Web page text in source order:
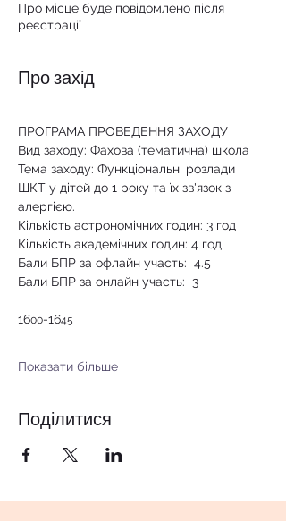
Про місце буде повідомлено після
реєстрації
Про захід
ПРОГРАМА ПРОВЕДЕННЯ ЗАХОДУ
Вид заходу: Фахова (тематична) школа
Тема заходу: Функціональні розлади
ШКТ у дітей до 1 року та їх зв'язок з
алергією.
Кількість астрономічних годин: 3 год
Кількість академічних годин: 4 год
Бали БПР за офлайн участь:  4.5
Бали БПР за онлайн участь:  3
1600-1645
Показати більше
Поділитися